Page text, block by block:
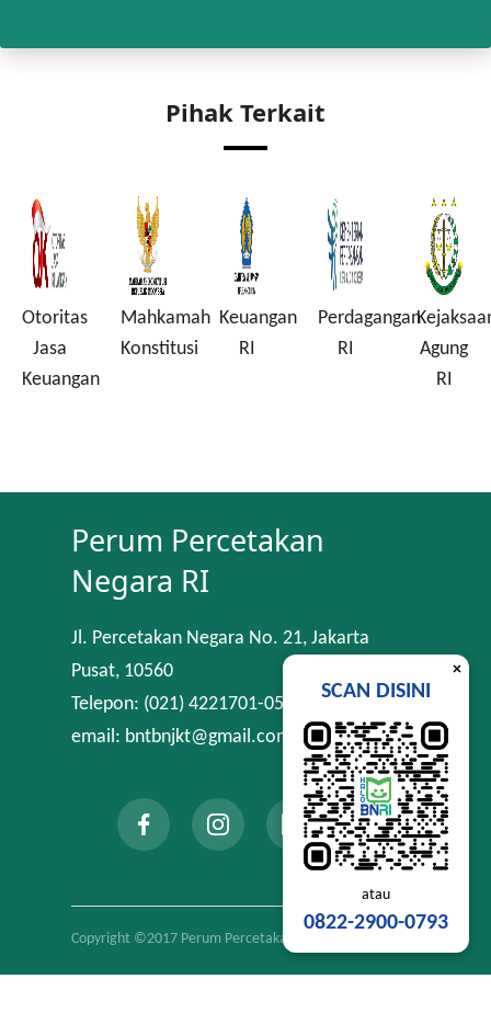
Pihak Terkait
Otoritas
Jasa
Keuangan
Mahkamah
Konstitusi
Keuangan
RI
Perdagangan
RI
Agung
RI
Perum Percetakan
Negara RI
Jl. Percetakan Negara No. 21, Jakarta
Pusat, 10560
Telepon: (021) 4221701-05
email: bntbnjkt@gmail.com
Copyright ©2017 Perum Percetakan Negara RI
×
SCAN DISINI
atau
0822-2900-0793